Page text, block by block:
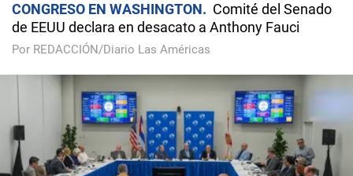
CONGRESO EN WASHINGTON
Comité del Senado
de EEUU declara en desacato a Anthony Fauci
Por REDACCIÓN/Diario Las Américas